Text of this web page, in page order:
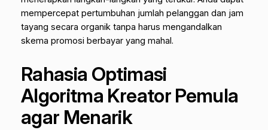
mempercepat pertumbuhan jumlah pelanggan dan jam
tayang secara organik tanpa harus mengandalkan
skema promosi berbayar yang mahal.
Rahasia Optimasi
Algoritma Kreator Pemula
agar Menarik